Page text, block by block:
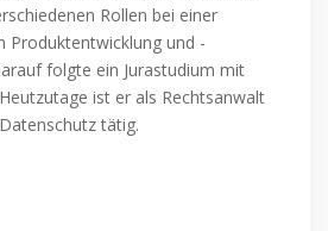
Rollen bei einer
Produktentwicklung und -
folgte ein Jurastudium mit
ist er als Rechtsanwalt
tätig.